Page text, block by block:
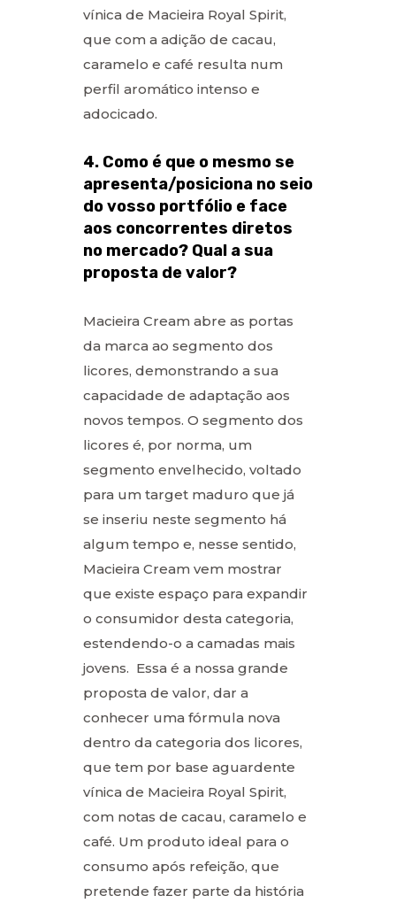
vínica de Macieira Royal Spirit,
que com a adição de cacau,
caramelo e café resulta num
perfil aromático intenso e
adocicado.
4. Como é que o mesmo se
apresenta/posiciona no seio
do vosso portfólio e face
aos concorrentes diretos
no mercado? Qual a sua
proposta de valor?
Macieira Cream abre as portas
da marca ao segmento dos
licores, demonstrando a sua
capacidade de adaptação aos
novos tempos. O segmento dos
licores é, por norma, um
segmento envelhecido, voltado
para um target maduro que já
se inseriu neste segmento há
algum tempo e, nesse sentido,
Macieira Cream vem mostrar
que existe espaço para expandir
o consumidor desta categoria,
estendendo-o a camadas mais
jovens. Essa é a nossa grande
proposta de valor, dar a
conhecer uma fórmula nova
dentro da categoria dos licores,
que tem por base aguardente
vínica de Macieira Royal Spirit,
com notas de cacau, caramelo e
café. Um produto ideal para o
consumo após refeição, que
pretende fazer parte da história